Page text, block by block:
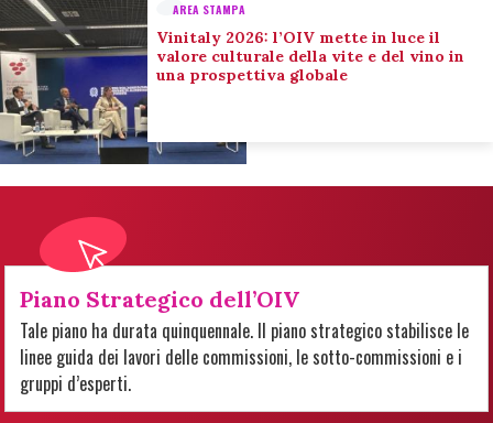
AREA STAMPA
Vinitaly 2026: l’OIV mette in luce il
valore culturale della vite e del vino in
una prospettiva globale
Piano Strategico dell’OIV
Tale piano ha durata quinquennale. Il piano strategico stabilisce le
linee guida dei lavori delle commissioni, le sotto-commissioni e i
gruppi d’esperti.